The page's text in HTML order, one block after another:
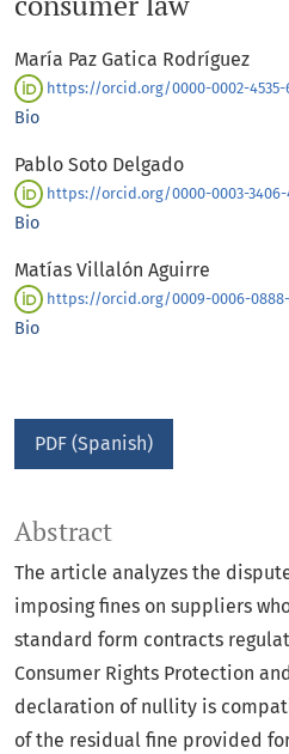
María Paz Gatica Rodríguez
https://orcid.org/0000-0002-
Bio
Pablo Soto Delgado
https://orcid.org/0000-0003-
Bio
Matías Villalón Aguirre
https://orcid.org/0009-0006-
Bio
PDF (Spanish)
Abstract
The article analyzes the
imposing fines on suppliers
standard form contracts
Consumer Rights Protection
declaration of nullity is
of the residual fine provided